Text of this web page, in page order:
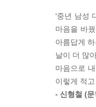
편의점부
독립한 초
무엇인지
이길보라
정기적으
‘중년 남성
마음을 바
아름답게
날이 더 많
마음으로
이렇게 적
- 신형철 (